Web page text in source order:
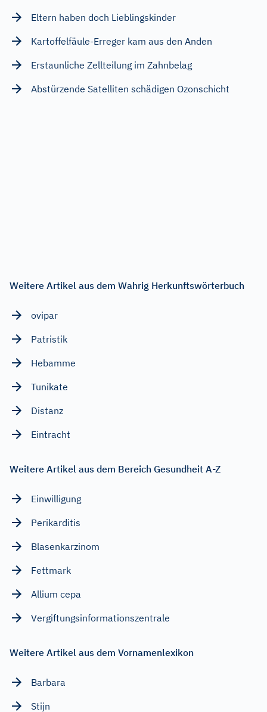
Eltern haben doch Lieblingskinder
Kartoffelfäule-Erreger kam aus den Anden
Erstaunliche Zellteilung im Zahnbelag
Abstürzende Satelliten schädigen Ozonschicht
Weitere Artikel aus dem Wahrig Herkunftswörterbuch
ovipar
Patristik
Hebamme
Tunikate
Distanz
Eintracht
Weitere Artikel aus dem Bereich Gesundheit A-Z
Einwilligung
Perikarditis
Blasenkarzinom
Fettmark
Allium cepa
Vergiftungsinformationszentrale
Weitere Artikel aus dem Vornamenlexikon
Barbara
Stijn